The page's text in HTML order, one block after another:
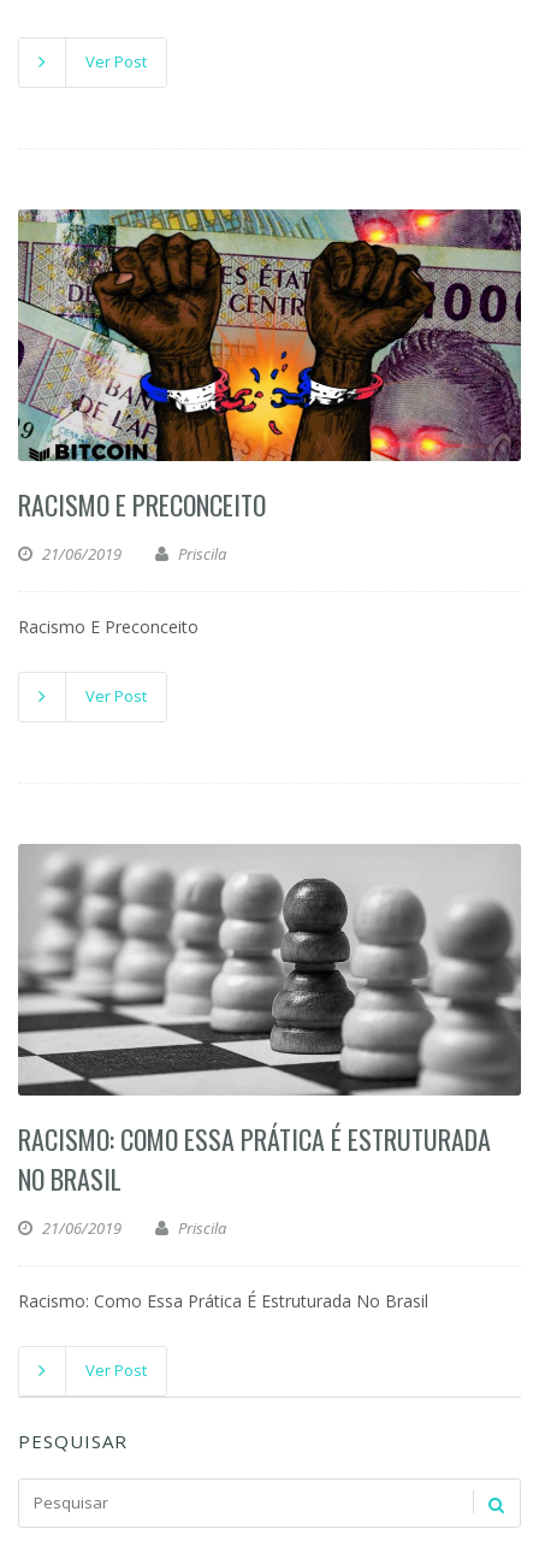
Ver Post
RACISMO E PRECONCEITO
21/06/2019 Priscila
Racismo E Preconceito
Ver Post
RACISMO: COMO ESSA PRÁTICA É ESTRUTURADA
NO BRASIL
21/06/2019 Priscila
Racismo: Como Essa Prática É Estruturada No Brasil
Ver Post
PESQUISAR